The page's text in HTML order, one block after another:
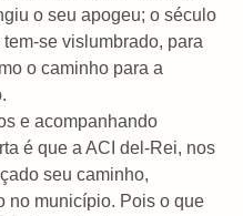
o seu apogeu; o século
se vislumbrado, para
o caminho para a
e acompanhando
é que a ACI del-Rei, nos
seu caminho,
no município. Pois o que